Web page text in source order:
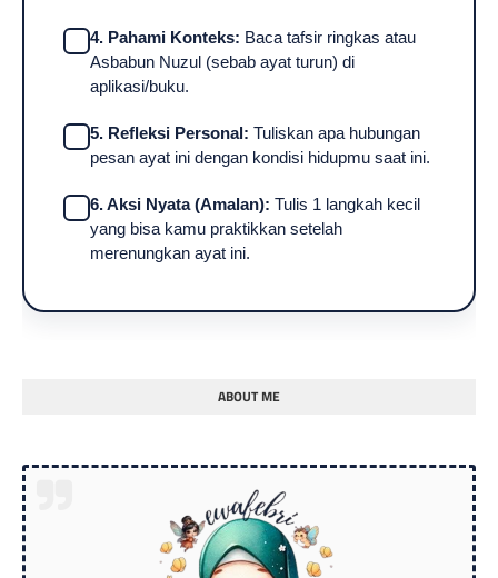
4. Pahami Konteks: Baca tafsir ringkas atau
Asbabun Nuzul (sebab ayat turun) di
aplikasi/buku.
5. Refleksi Personal: Tuliskan apa hubungan
pesan ayat ini dengan kondisi hidupmu saat ini.
6. Aksi Nyata (Amalan): Tulis 1 langkah kecil
yang bisa kamu praktikkan setelah
merenungkan ayat ini.
ABOUT ME